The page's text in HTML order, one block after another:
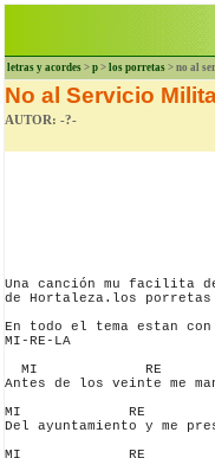
letras y acordes > p > los porretas > no al
No al Servicio
AUTOR: -?-
Una canción mu facilita
de Hortaleza.los porretas
En todo el tema estan
MI-RE-LA
MI             RE
Antes de los veinte me
MI             RE
Del ayuntamiento y me
MI             RE